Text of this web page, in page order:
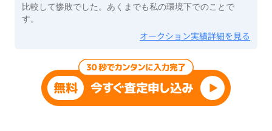
比較して惨敗でした。あくまでも私の環境下でのことで
す。
オークション実績詳細を見る